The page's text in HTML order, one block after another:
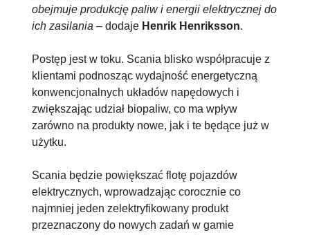
obejmuje produkcję paliw i energii elektrycznej do
ich zasilania – dodaje Henrik Henriksson.
Postęp jest w toku. Scania blisko współpracuje z
klientami podnosząc wydajność energetyczną
konwencjonalnych układów napędowych i
zwiększając udział biopaliw, co ma wpływ
zarówno na produkty nowe, jak i te będące już w
użytku.
Scania będzie powiększać flotę pojazdów
elektrycznych, wprowadzając corocznie co
najmniej jeden zelektryfikowany produkt
przeznaczony do nowych zadań w gamie